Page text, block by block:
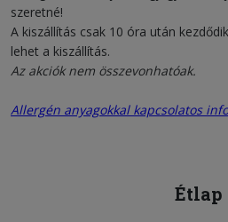
szeretné!
A kiszállítás csak 10 óra után
lehet a kiszállítás.
Az akciók nem összevonhatóak.
Allergén anyagokkal kapcsolatos
Étlap